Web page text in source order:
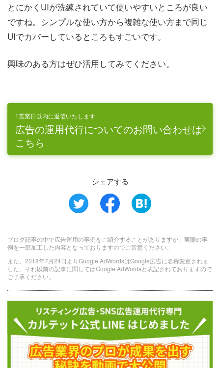
とにかくUIが洗練されていて使いやすいところが良い
ですね。シンプルな使い方から複雑な使い方まで同じ
UIでカバーしているところもすごいです。
興味のある方はぜひ活用してみてください。
1営業日以内に返信いたします
広告の運用代行についてのお問い合わせは
こちら
シェアする
ブログ記事の中で広告運用の事例をご紹介することがありますが、実際の事
例を一部加工した内容となっておりますのでご留意ください。
また、2018年7月24日よりGoogle AdWordsはGoogle広告に名称変更されま
した。それ以前の記事に関してはGoogle AdWordsと表記されておりますので
ご了承ください。